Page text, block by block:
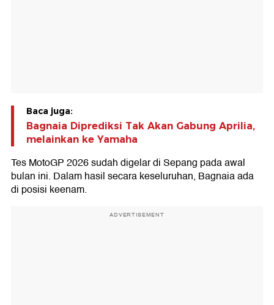
Baca juga:
Bagnaia Diprediksi Tak Akan Gabung Aprilia,
melainkan ke Yamaha
Tes MotoGP 2026 sudah digelar di Sepang pada awal
bulan ini. Dalam hasil secara keseluruhan, Bagnaia ada
di posisi keenam.
ADVERTISEMENT